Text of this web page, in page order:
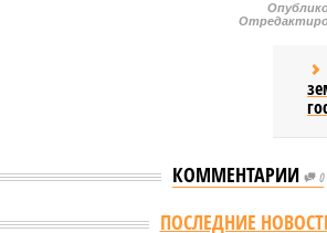
КОММЕНТАРИИ 0
Версия //Украина //Киев перешёл к террору